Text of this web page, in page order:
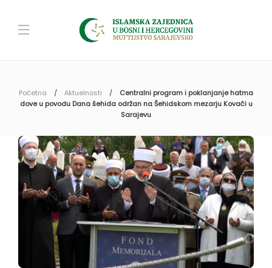
Početna Aktuelnosti
Centralni program i poklanjanje hatma
dove u povodu Dana šehida održan na Šehidskom mezarju Kovači u
Sarajevu